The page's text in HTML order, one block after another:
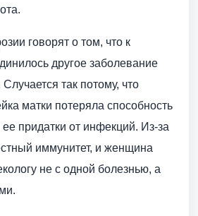
говорят о том, что к
другое заболевание
так потому, что
матки потеряла способность
придатки от инфекций. Из-за
иммунитет, и женщина
не с одной болезнью, а